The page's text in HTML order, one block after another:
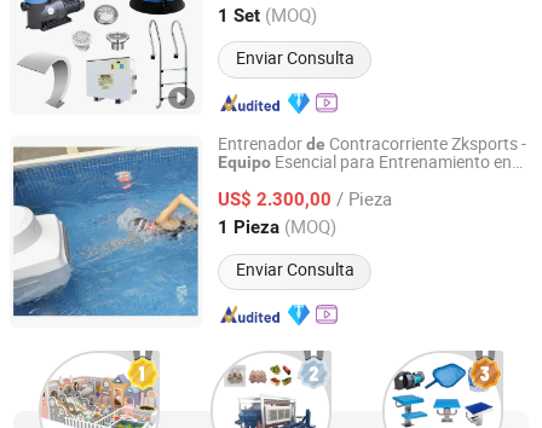
1 Set (MOQ)
Enviar Consulta
Guangdong, China Desde 2026
Entrenadorde Contracorriente Zksports -
Equipo Esencial para Entrenamiento en
US$ 2.300,00 / Pieza
1 Pieza (MOQ)
Enviar Consulta
Guangdong Zhongke Intelligent Sports Technology Co.,
Ltd.
Guangdong, China